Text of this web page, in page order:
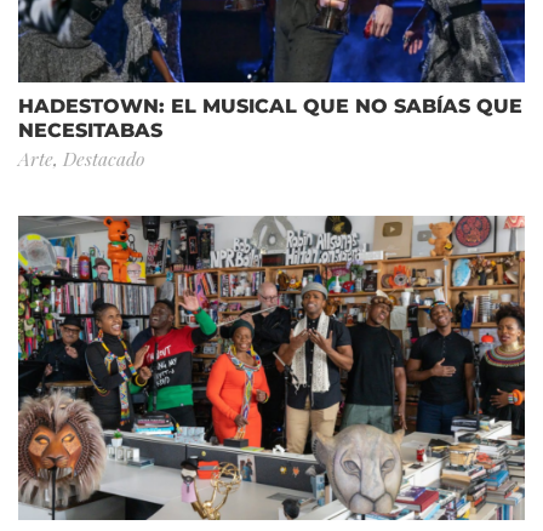
HADESTOWN: EL MUSICAL QUE NO SABÍAS QUE
NECESITABAS
Arte, Destacado